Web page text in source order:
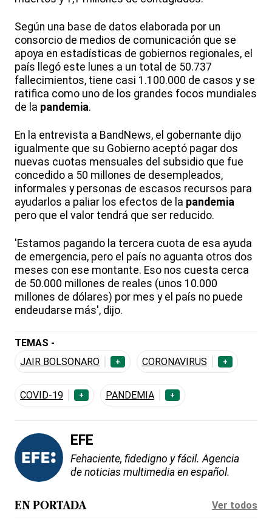
Según una base de datos elaborada por un
consorcio de medios de comunicación que se
apoya en estadísticas de gobiernos regionales, el
país llegó este lunes a un total de 50.737
fallecimientos, tiene casi 1.100.000 de casos y se
ratifica como uno de los grandes focos mundiales
de la pandemia.
En la entrevista a BandNews, el gobernante dijo
igualmente que su Gobierno aceptó pagar dos
nuevas cuotas mensuales del subsidio que fue
concedido a 50 millones de desempleados,
informales y personas de escasos recursos para
ayudarlos a paliar los efectos de la pandemia
pero que el valor tendrá que ser reducido.
'Estamos pagando la tercera cuota de esa ayuda
de emergencia, pero el país no aguanta otros dos
meses con ese montante. Eso nos cuesta cerca
de 50.000 millones de reales (unos 10.000
millones de dólares) por mes y el país no puede
endeudarse más', dijo.
TEMAS -
JAIR BOLSONARO
+ CORONAVIRUS +
COVID-19 + PANDEMIA +
EFE
Fehaciente, fidedigno y fácil. Agencia
de noticias multimedia en español.
EN PORTADA Ver todos